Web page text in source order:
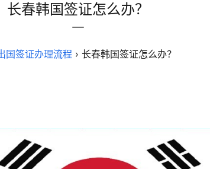
长春韩国签证怎么办？
国签证办理流程 › 长春韩国签证怎么办？